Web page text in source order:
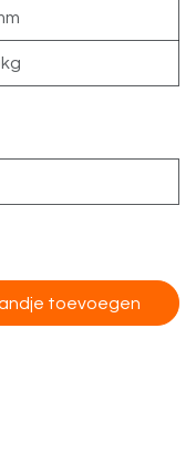
toevoegen